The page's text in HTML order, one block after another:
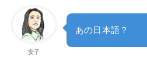
安子
あの日本語？